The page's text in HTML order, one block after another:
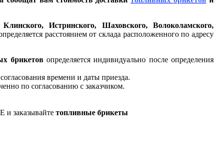
Истринского, Шаховского, Волоколамского,
расстоянием от склада расположенного по адресу
брикетов определяется индивидуально после определения
времени и даты приезда.
по согласованию с заказчиком.
и заказывайте топливные брикеты